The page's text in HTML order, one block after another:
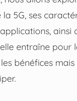
5G, ses
ainsi
entraîne pour
bénéfices mais